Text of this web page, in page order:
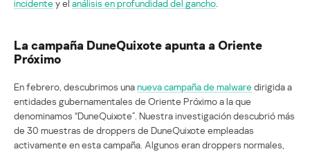
incidente y el análisis en profundidad del gancho
La campaña DuneQuixote apunta a Oriente
Próximo
En febrero, descubrimos unanueva campaña de malware dirigida a
entidades gubernamentales de Oriente Próximo a la que
denominamos “DuneQuixote”. Nuestra investigación descubrió más
de 30 muestras de droppers de DuneQuixote empleadas
activamente en esta campaña. Algunos eran droppers normales,